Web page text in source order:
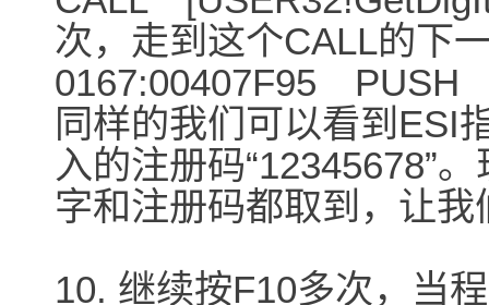
次，走到这个CALL的下
0167:00407F95 PUSH
同样的我们可以看到ESI
入的注册码“12345678”
字和注册码都取到，让
10. 继续按F10多次，当